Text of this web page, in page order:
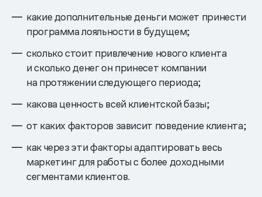
какие дополнительные деньги может принести
программа лояльности в будущем;
сколько стоит привлечение нового клиента
и сколько денег он принесет компании
на протяжении следующего периода;
какова ценность всей клиентской базы;
от каких факторов зависит поведение клиента;
как через эти факторы адаптировать весь
маркетинг для работы с более доходными
сегментами клиентов.